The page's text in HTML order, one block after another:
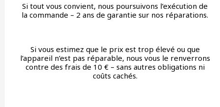
Si tout vous convient, nous poursuivons l’exécution de
la commande – 2 ans de garantie sur nos réparations.
Si vous estimez que le prix est trop élevé ou que
l’appareil n’est pas réparable, nous vous le renverrons
contre des frais de 10 € – sans autres obligations ni
coûts cachés.